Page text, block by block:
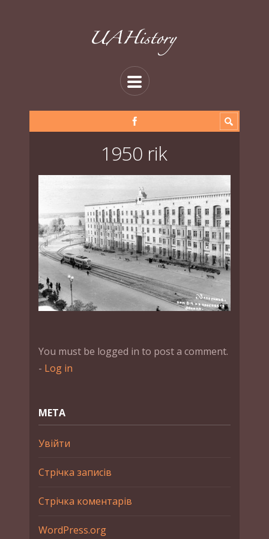
1950 rik
You must be logged in to post a comment.
- Log in
МЕТА
Увійти
Стрічка записів
Стрічка коментарів
WordPress.org